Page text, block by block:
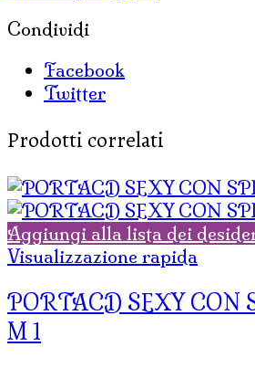
Condividi
Facebook
Twitter
Prodotti correlati
Aggiungi alla lista dei
Visualizzazione rapida
PORTACD SEXY CON
M 1